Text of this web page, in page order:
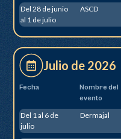
Del 28 de junio
al 1 de julio
ASCD
Julio de 2026
Fecha
Nombre del
evento
Del 1 al 6 de
julio
Dermajal